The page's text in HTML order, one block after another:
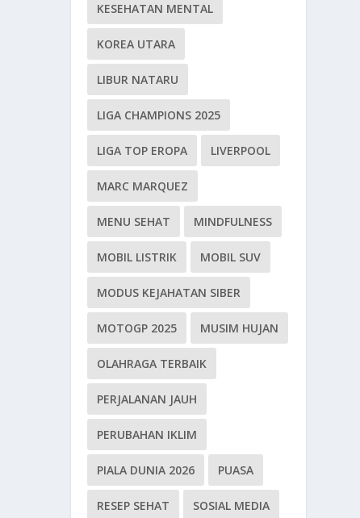
KESEHATAN MENTAL
KOREA UTARA
LIBUR NATARU
LIGA CHAMPIONS 2025
LIGA TOP EROPA LIVERPOOL
MARC MARQUEZ
MENU SEHAT MINDFULNESS
MOBIL LISTRIK MOBIL SUV
MODUS KEJAHATAN SIBER
MOTOGP 2025 MUSIM HUJAN
OLAHRAGA TERBAIK
PERJALANAN JAUH
PERUBAHAN IKLIM
PIALA DUNIA 2026 PUASA
RESEP SEHAT SOSIAL MEDIA